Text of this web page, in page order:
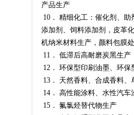
产品生产
10． 精细化工：催化剂、
添加剂、饲料添加剂，皮革
机纳米材料生产，颜料包膜
11． 低滞后高耐磨炭黑生产
12． 环保型印刷油墨、环保
13． 天然香料、合成香料、
14． 高性能涂料、水性汽
15． 氟氯烃替代物生产